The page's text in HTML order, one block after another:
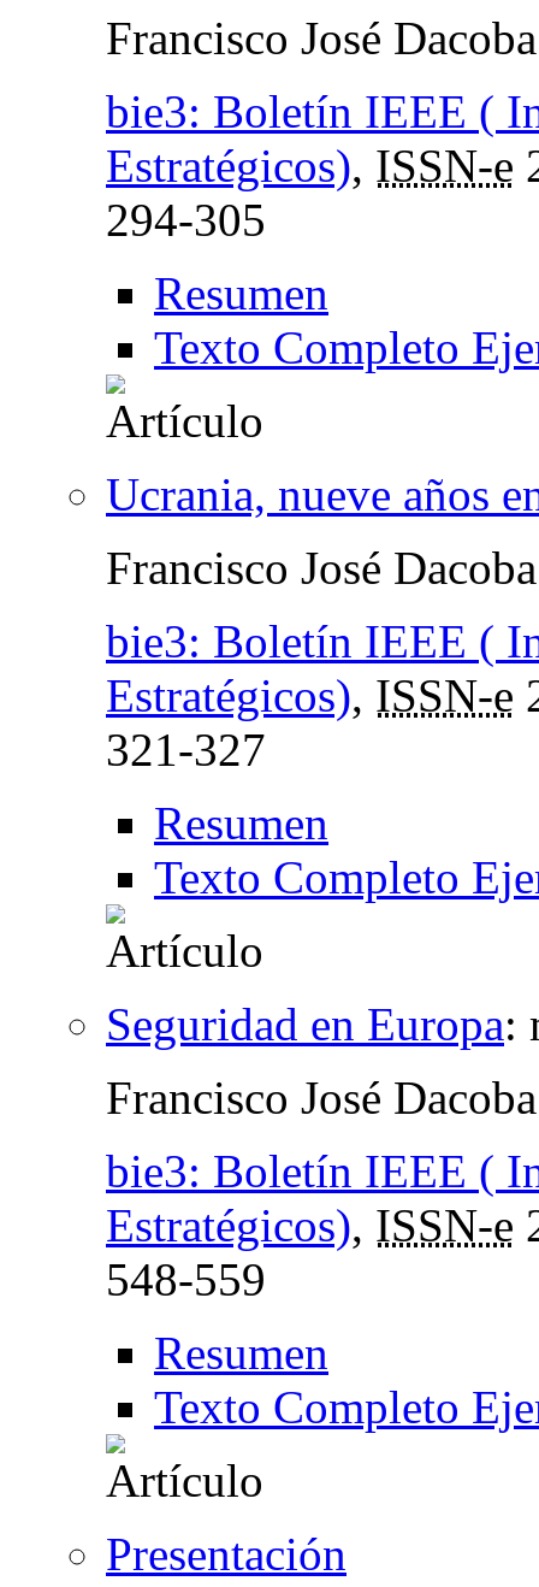
Francisco José
bie3: Boletín IEEE (
Estratégicos), ISSN-e
294-305
Resumen
Texto Completo
Ucrania, nueve años
Francisco José
bie3: Boletín IEEE (
Estratégicos), ISSN-e
321-327
Resumen
Texto Completo
Seguridad en Europa:
Francisco José
bie3: Boletín IEEE (
Estratégicos), ISSN-e
548-559
Resumen
Texto Completo
Presentación